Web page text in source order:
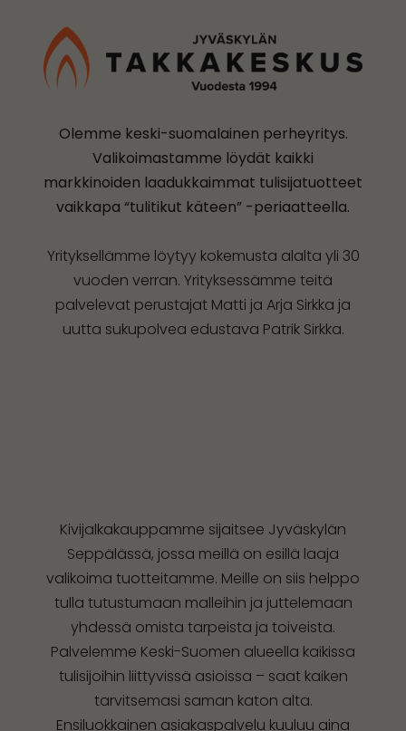
Olemme keski-suomalainen perheyritys.
Valikoimastamme löydät kaikki
markkinoiden laadukkaimmat tulisijatuotteet
vaikkapa “tulitikut käteen” -periaatteella.
Yrityksellämme löytyy kokemusta alalta yli 30
vuoden verran. Yrityksessämme teitä
palvelevat perustajat Matti ja Arja Sirkka ja
uutta sukupolvea edustava Patrik Sirkka.
Kivijalkakauppamme sijaitsee Jyväskylän
Seppälässä, jossa meillä on esillä laaja
valikoima tuotteitamme. Meille on siis helppo
tulla tutustumaan malleihin ja juttelemaan
yhdessä omista tarpeista ja toiveista.
Palvelemme Keski-Suomen alueella kaikissa
tulisijoihin liittyvissä asioissa – saat kaiken
tarvitsemasi saman katon alta.
Ensiluokkainen asiakaspalvelu kuuluu aina